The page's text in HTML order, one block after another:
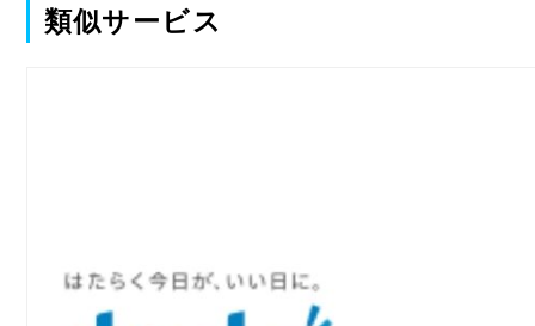
類似サービス